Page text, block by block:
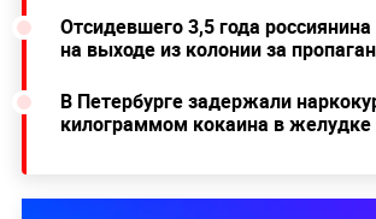
Отсидевшего 3,5 года
на выходе из колонии за
В Петербурге задержали
килограммом кокаина в желудке